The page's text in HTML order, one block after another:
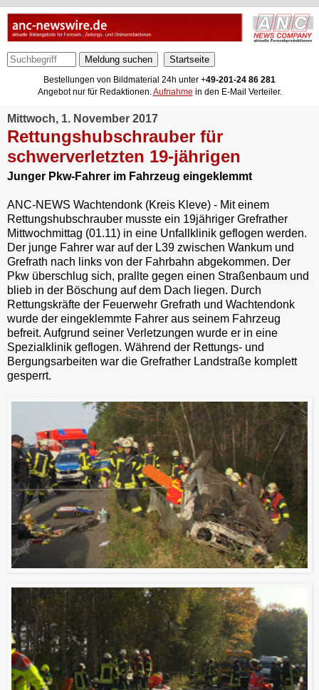
Meldung suchen
Bestellungen von Bildmaterial 24h unter +49-201-24 86 281
Angebot nur für Redaktionen.Aufnahme in den E-Mail Verteiler.
Mittwoch, 1. November 2017
Rettungshubschrauber für
schwerverletzten 19-jährigen
Junger Pkw-Fahrer im Fahrzeug eingeklemmt
ANC-NEWS Wachtendonk (Kreis Kleve) - Mit einem
Rettungshubschrauber musste ein 19jähriger Grefrather
Mittwochmittag (01.11) in eine Unfallklinik geflogen werden.
Der junge Fahrer war auf der L39 zwischen Wankum und
Grefrath nach links von der Fahrbahn abgekommen. Der
Pkw überschlug sich, prallte gegen einen Straßenbaum und
blieb in der Böschung auf dem Dach liegen. Durch
Rettungskräfte der Feuerwehr Grefrath und Wachtendonk
wurde der eingeklemmte Fahrer aus seinem Fahrzeug
befreit. Aufgrund seiner Verletzungen wurde er in eine
Spezialklinik geflogen. Während der Rettungs- und
Bergungsarbeiten war die Grefrather Landstraße komplett
gesperrt.